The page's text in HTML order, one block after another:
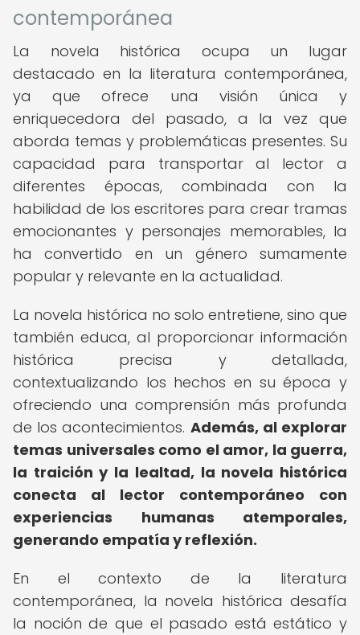
contemporánea
La novela histórica ocupa un lugar
destacado en la literatura contemporánea,
ya que ofrece una visión única y
enriquecedora del pasado, a la vez que
aborda temas y problemáticas presentes. Su
capacidad para transportar al lector a
diferentes épocas, combinada con la
habilidad de los escritores para crear tramas
emocionantes y personajes memorables, la
ha convertido en un género sumamente
popular y relevante en la actualidad.
La novela histórica no solo entretiene, sino que
también educa, al proporcionar información
histórica precisa y detallada,
contextualizando los hechos en su época y
ofreciendo una comprensión más profunda
de los acontecimientos. Además, al explorar
temas universales como el amor, la guerra,
la traición y la lealtad, la novela histórica
conecta al lector contemporáneo con
experiencias humanas atemporales,
generando empatía y reflexión.
En el contexto de la literatura
contemporánea, la novela histórica desafía
la noción de que el pasado está estático y